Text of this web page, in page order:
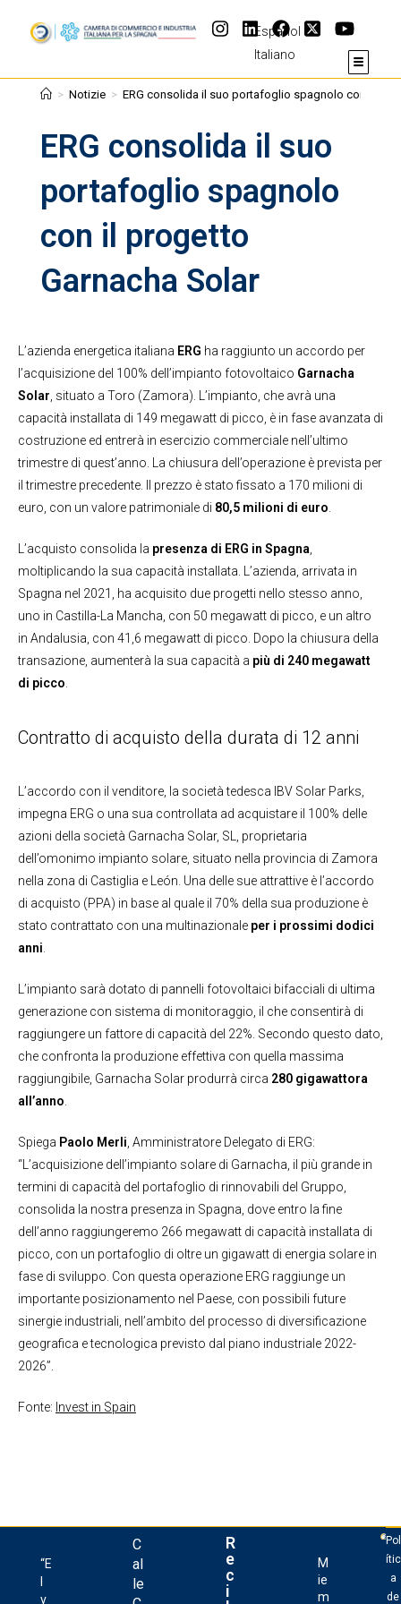
Español
Italiano
ERG consolida il suo
portafoglio spagnolo
con il progetto
Garnacha Solar
> Notizie > ERG consolida il suo portafoglio spagnolo con il
L’azienda energetica italiana ERG ha raggiunto un accordo per
l’acquisizione del 100% dell’impianto fotovoltaico Garnacha
Solar , situato a Toro (Zamora). L’impianto, che avrà una
capacità installata di 149 megawatt di picco, è in fase avanzata di
costruzione ed entrerà in esercizio commerciale nell’ultimo
trimestre di quest’anno. La chiusura dell’operazione è prevista per
il trimestre precedente. Il prezzo è stato fissato a 170 milioni di
euro, con un valore patrimoniale di 80,5 milioni di euro
L’acquisto consolida la presenza di ERG in Spagna
moltiplicando la sua capacità installata. L’azienda, arrivata in
Spagna nel 2021, ha acquisito due progetti nello stesso anno,
uno in Castilla-La Mancha, con 50 megawatt di picco, e un altro
in Andalusia, con 41,6 megawatt di picco. Dopo la chiusura della
transazione, aumenterà la sua capacità a più di 240 megawatt
di picco
Contratto di acquisto della durata di 12 anni
L’accordo con il venditore, la società tedesca IBV Solar Parks,
impegna ERG o una sua controllata ad acquistare il 100% delle
azioni della società Garnacha Solar, SL, proprietaria
dell’omonimo impianto solare, situato nella provincia di Zamora
nella zona di Castiglia e León. Una delle sue attrattive è l’accordo
di acquisto (PPA) in base al quale il 70% della sua produzione è
stato contrattato con una multinazionale per i prossimi dodici
anni
L’impianto sarà dotato di pannelli fotovoltaici bifacciali di ultima
generazione con sistema di monitoraggio, il che consentirà di
raggiungere un fattore di capacità del 22%. Secondo questo dato,
che confronta la produzione effettiva con quella massima
raggiungibile, Garnacha Solar produrrà circa 280 gigawattora
all’anno
Spiega Paolo Merli , Amministratore Delegato di ERG:
“L’acquisizione dell’impianto solare di Garnacha, il più grande in
termini di capacità del portafoglio di rinnovabili del Gruppo,
consolida la nostra presenza in Spagna, dove entro la fine
dell’anno raggiungeremo 266 megawatt di capacità installata di
picco, con un portafoglio di oltre un gigawatt di energia solare in
fase di sviluppo. Con questa operazione ERG raggiunge un
importante posizionamento nel Paese, con possibili future
sinergie industriali, nell’ambito del processo di diversificazione
geografica e tecnologica previsto dal piano industriale 2022-
2026”.
Fonte: Invest in Spain
“E
v
C
al
le
R
e
c
i
M
ie
m
Pol
ític
a
de